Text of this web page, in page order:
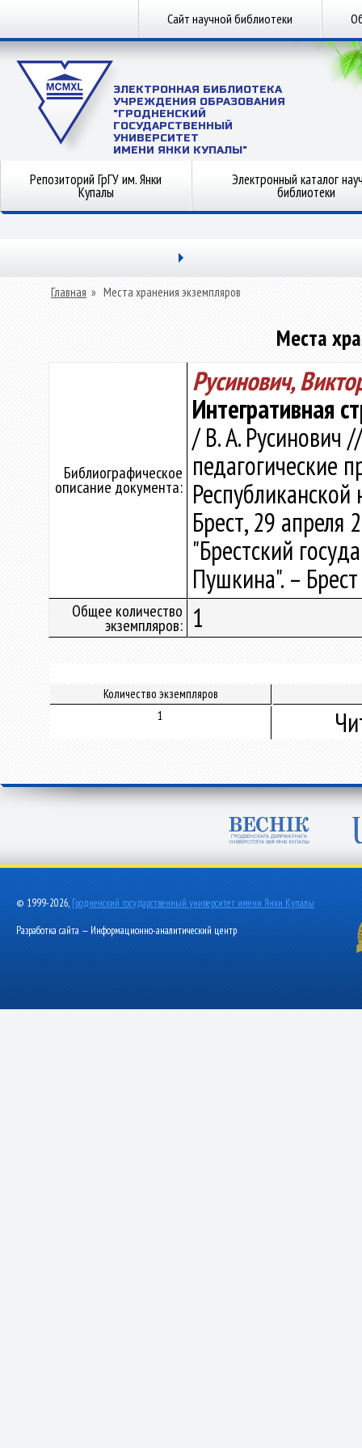
Сайт научной библиотеки
ЭЛЕКТРОННАЯ БИБЛИОТЕКА
УЧРЕЖДЕНИЯ ОБРАЗОВАНИЯ
"ГРОДНЕНСКИЙ
ГОСУДАРСТВЕННЫЙ
УНИВЕРСИТЕТ
ИМЕНИ ЯНКИ КУПАЛЫ"
Репозиторий ГрГУ им. Янки
Купалы
Электронный каталог
библиотеки
Главная » Места хранения экземпляров
Места
Библиографическое
описание документа:
Русинович,
Интегративная
/ В. А. Русинович
педагогические
Республиканской
Брест, 29 апреля
"Брестский
Пушкина". –
Общее количество
экземпляров: 1
Количество экземпляров
1
© 1999-2026, Гродненский государственный университет имени Янки Купалы
Разработка сайта — Информационно-аналитический центр